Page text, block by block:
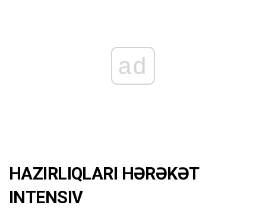
ad
HAZIRLIQLARI HƏRƏKƏT
INTENSIV